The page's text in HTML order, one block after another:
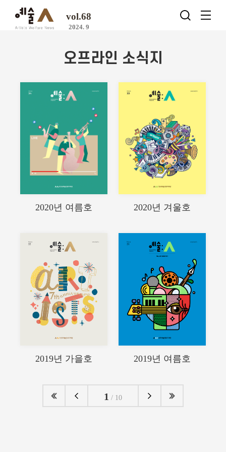
vol.68
2024. 9
오프라인 소식지
2020년 여름호 2020년 겨울호
2019년 가을호 2019년 여름호
1 / 10